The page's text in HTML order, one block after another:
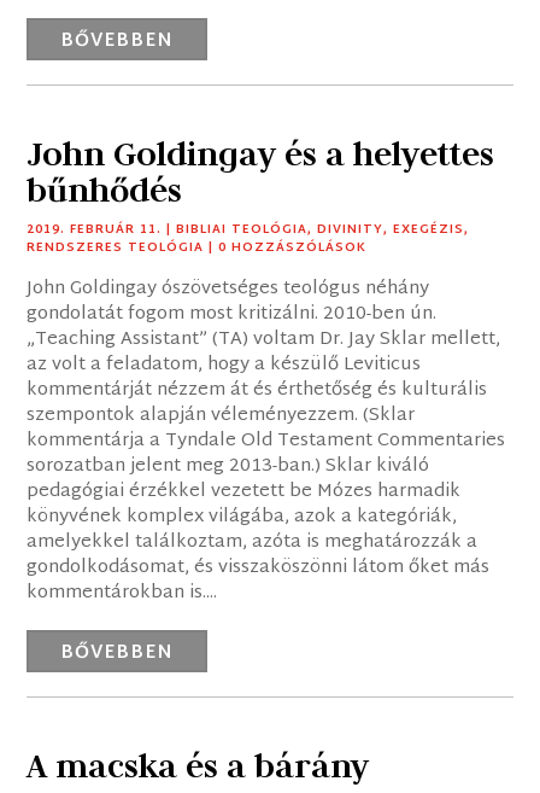
BŐVEBBEN
John Goldingay és a helyettes
bűnhődés
2019. FEBRUÁR 11. |BIBLIAI TEOLÓGIA,DIVINITY,EXEGÉZIS,
RENDSZERES TEOLÓGIA | 0 HOZZÁSZÓLÁSOK
John Goldingay ószövetséges teológus néhány
gondolatát fogom most kritizálni. 2010-ben ún.
„Teaching Assistant” (TA) voltam Dr. Jay Sklar mellett,
az volt a feladatom, hogy a készülő Leviticus
kommentárját nézzem át és érthetőség és kulturális
szempontok alapján véleményezzem. (Sklar
kommentárja a Tyndale Old Testament Commentaries
sorozatban jelent meg 2013-ban.) Sklar kiváló
pedagógiai érzékkel vezetett be Mózes harmadik
könyvének komplex világába, azok a kategóriák,
amelyekkel találkoztam, azóta is meghatározzák a
gondolkodásomat, és visszaköszönni látom őket más
kommentárokban is....
BŐVEBBEN
A macska és a bárány